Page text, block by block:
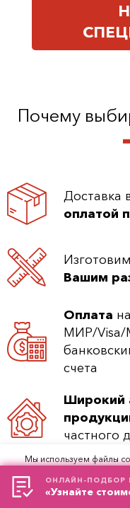
Почему
Доставка
оплатой
Изготовим
Вашим
Оплата
МИР/Visa/
счета
Широкий
частного
Офис
на Юге
Мы используем файлы
рекомендательные
работу с сайтом, вы
обработки
пользования сайтом.
ОНЛАЙН-ПОДБОР